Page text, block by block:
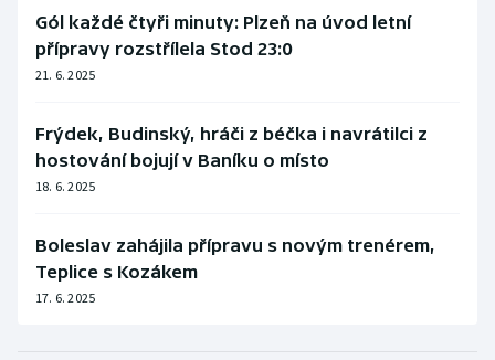
Gól každé čtyři minuty: Plzeň na úvod letní
přípravy rozstřílela Stod 23:0
21. 6. 2025
Frýdek, Budinský, hráči z béčka i navrátilci z
hostování bojují v Baníku o místo
18. 6. 2025
Boleslav zahájila přípravu s novým trenérem,
Teplice s Kozákem
17. 6. 2025